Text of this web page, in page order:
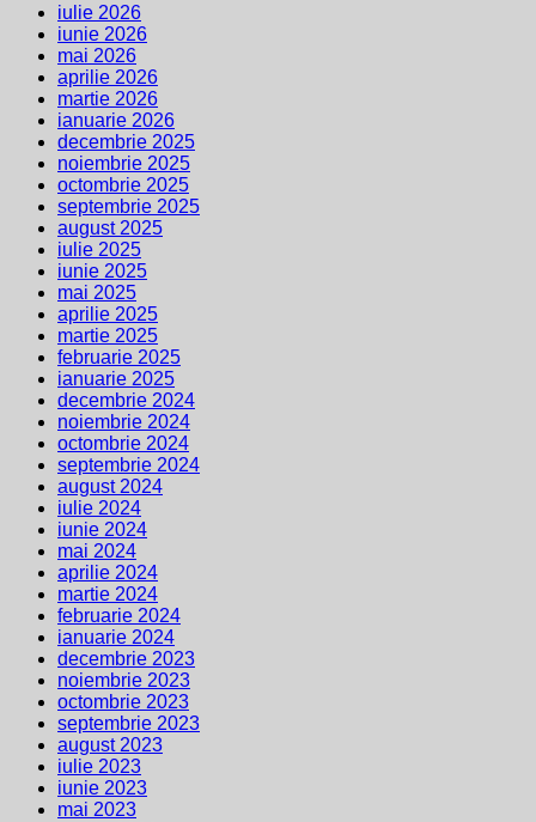
iulie 2026
iunie 2026
mai 2026
aprilie 2026
martie 2026
ianuarie 2026
decembrie 2025
noiembrie 2025
octombrie 2025
septembrie 2025
august 2025
iulie 2025
iunie 2025
mai 2025
aprilie 2025
martie 2025
februarie 2025
ianuarie 2025
decembrie 2024
noiembrie 2024
octombrie 2024
septembrie 2024
august 2024
iulie 2024
iunie 2024
mai 2024
aprilie 2024
martie 2024
februarie 2024
ianuarie 2024
decembrie 2023
noiembrie 2023
octombrie 2023
septembrie 2023
august 2023
iulie 2023
iunie 2023
mai 2023